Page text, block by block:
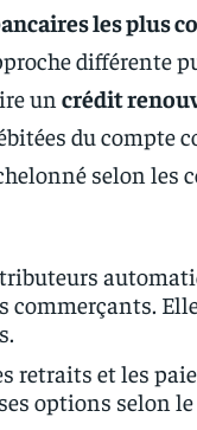
les plus
différente
uncrédit
du compte
selon les
commerçants.
retraits et les
options selon